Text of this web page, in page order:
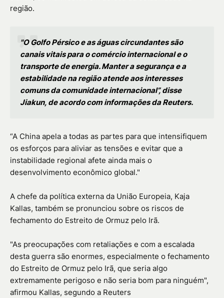
região.
"O Golfo Pérsico e as águas circundantes são
canais vitais para o comércio internacional e o
transporte de energia. Manter a segurança e a
estabilidade na região atende aos interesses
comuns da comunidade internacional”, disse
Jiakun, de acordo com informações da Reuters.
“A China apela a todas as partes para que intensifiquem
os esforços para aliviar as tensões e evitar que a
instabilidade regional afete ainda mais o
desenvolvimento econômico global."
A chefe da política externa da União Europeia, Kaja
Kallas, também se pronunciou sobre os riscos de
fechamento do Estreito de Ormuz pelo Irã.
"As preocupações com retaliações e com a escalada
desta guerra são enormes, especialmente o fechamento
do Estreito de Ormuz pelo Irã, que seria algo
extremamente perigoso e não seria bom para ninguém",
afirmou Kallas, segundo a Reuters